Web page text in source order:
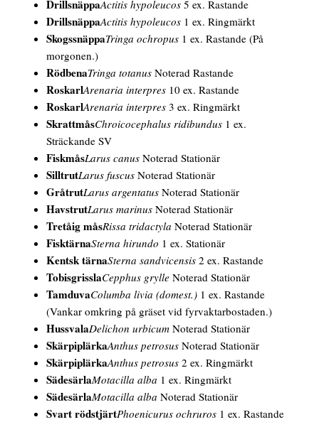
DrillsnäppaActitis hypoleucos 5 ex. Rastande
DrillsnäppaActitis hypoleucos 1 ex. Ringmärkt
SkogssnäppaTringa ochropus 1 ex. Rastande(På
morgonen.)
RödbenaTringa totanus Noterad Rastande
RoskarlArenaria interpres 10 ex. Rastande
RoskarlArenaria interpres 3 ex. Ringmärkt
SkrattmåsChroicocephalus ridibundus 1 ex.
Sträckande SV
FiskmåsLarus canus Noterad Stationär
SilltrutLarus fuscus Noterad Stationär
GråtrutLarus argentatus Noterad Stationär
HavstrutLarus marinus Noterad Stationär
Tretåig måsRissa tridactyla Noterad Stationär
FisktärnaSterna hirundo 1 ex. Stationär
Kentsk tärnaSterna sandvicensis 2 ex. Rastande
TobisgrisslaCepphus grylle Noterad Stationär
TamduvaColumba livia (domest.) 1 ex. Rastande
(Vankar omkring på gräset vid fyrvaktarbostaden.)
HussvalaDelichon urbicum Noterad Stationär
SkärpiplärkaAnthus petrosus Noterad Stationär
SkärpiplärkaAnthus petrosus 2 ex. Ringmärkt
SädesärlaMotacilla alba 1 ex. Ringmärkt
SädesärlaMotacilla alba Noterad Stationär
Svart rödstjärtPhoenicurus ochruros 1 ex. Rastande